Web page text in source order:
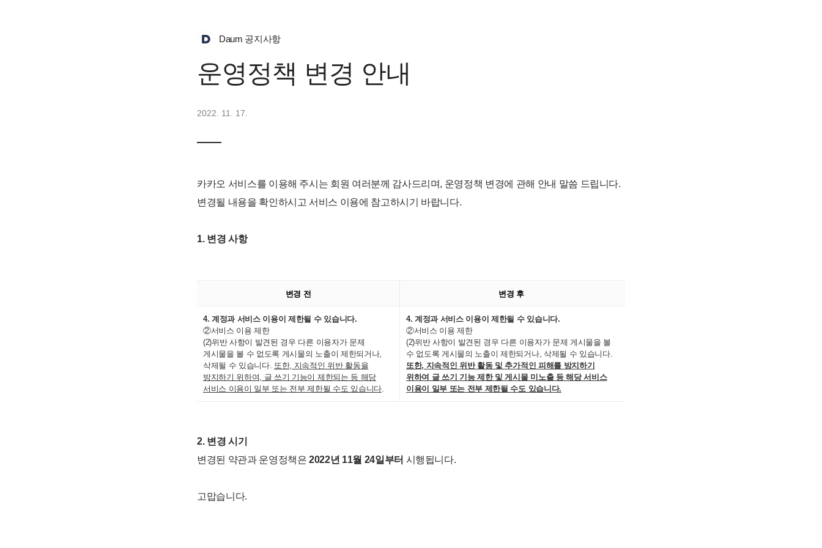
Daum 공지사항
운영정책 변경 안내
2022. 11. 17.
카카오 서비스를 이용해 주시는 회원 여러분께 감사드리며, 운영정책 변경에 관해 안내 말씀 드립니다.
변경될 내용을 확인하시고 서비스 이용에 참고하시기 바랍니다.
1. 변경 사항
변경 전 변경 후
4. 계정과 서비스 이용이 제한될 수 있습니다.
②서비스 이용 제한
(2)위반 사항이 발견된 경우 다른 이용자가 문제
게시물을 볼 수 없도록 게시물의 노출이 제한되거나,
삭제될 수 있습니다. 또한, 지속적인 위반 활동을
방지하기 위하여, 글 쓰기 기능이 제한되는 등 해당
서비스 이용이 일부 또는 전부 제한될 수도 있습니다.
4. 계정과 서비스 이용이 제한될 수 있습니다.
②서비스 이용 제한
(2)위반 사항이 발견된 경우 다른 이용자가 문제 게시물을 볼
수 없도록 게시물의 노출이 제한되거나, 삭제될 수 있습니다.
또한, 지속적인 위반 활동 및 추가적인 피해를 방지하기
위하여 글 쓰기 기능 제한 및 게시물 미노출 등 해당 서비스
이용이 일부 또는 전부 제한될 수도 있습니다.
2. 변경 시기
변경된 약관과 운영정책은2022년 11월 24일부터 시행됩니다.
고맙습니다.